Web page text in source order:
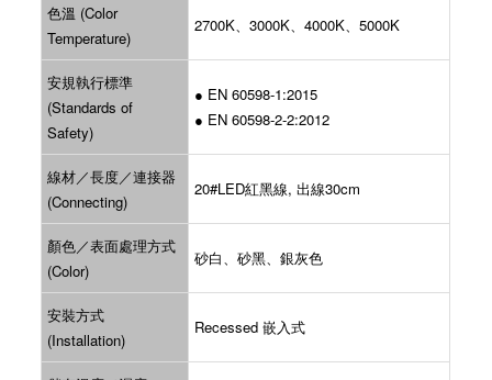
色溫 (Color
Temperature)
2700K、3000K、4000K、5000K
安規執行標準
(Standards of
Safety)
● EN 60598-1:2015
● EN 60598-2-2:2012
線材／長度／連接器
(Connecting)
20#LED紅黑線, 出線30cm
顏色／表面處理方式
(Color)
砂白、砂黑、銀灰色
安裝方式
(Installation)
Recessed 嵌入式